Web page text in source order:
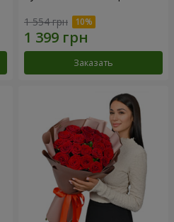
1 554 грн
Заказать